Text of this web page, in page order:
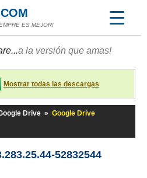
ES MEJOR!
a la versión que amas!
Mostrar todas las descargas
Drive » Google Drive
52832544